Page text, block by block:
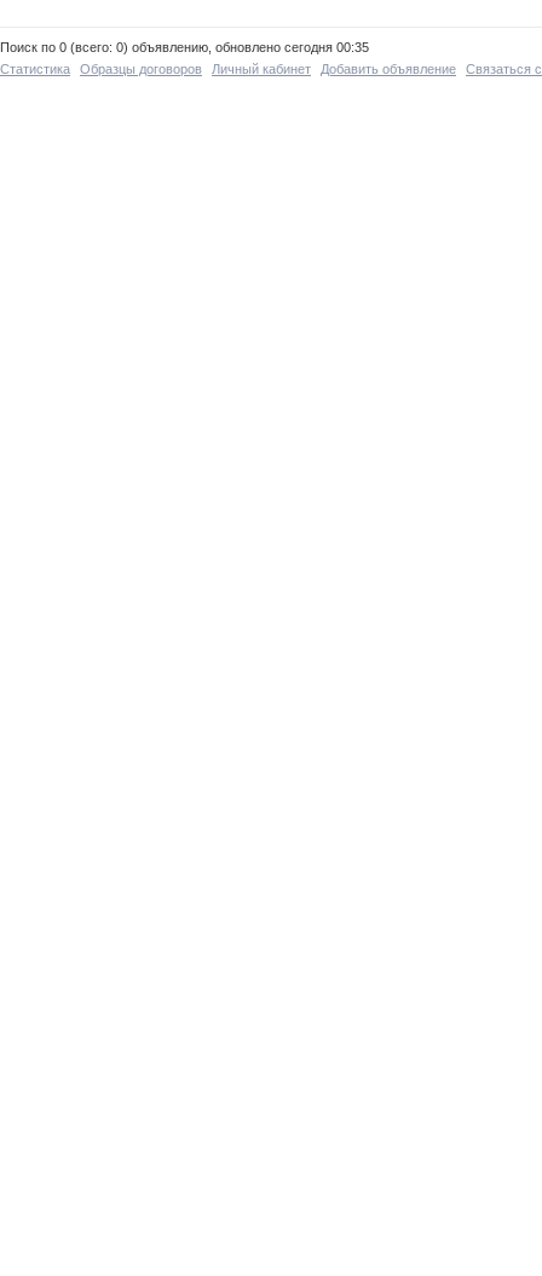
Поиск по 0 (всего: 0) объявлению, обновлено сегодня 00:35
Статистика
Образцы договоров Личный кабинет Добавить объявление Связаться